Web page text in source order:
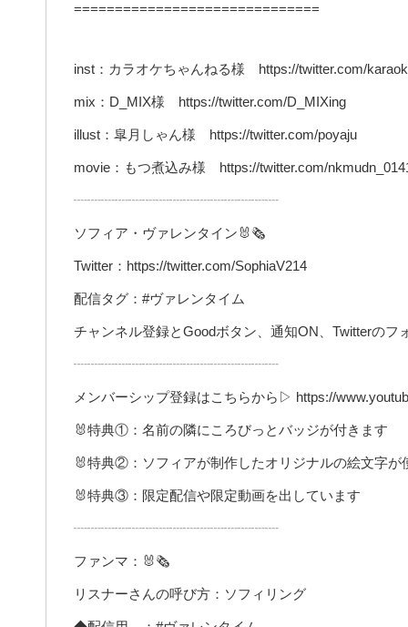
==============================
inst：カラオケちゃんねる様 https://twitter.com/
mix：D_MIX様 https://twitter.com/D_MIXing
illust：皐月しゃん様 https://twitter.com/poyaju
movie：もつ煮込み様 https://twitter.com/
┈┈┈┈┈┈┈┈┈┈┈┈┈┈┈
ソフィア・ヴァレンタイン🐰🗞
Twitter：https://twitter.com/SophiaV214
配信タグ：#ヴァレンタイム
チャンネル登録とGoodボタン、通知ON、Twitterの
┈┈┈┈┈┈┈┈┈┈┈┈┈┈┈
メンバーシップ登録はこちらから▷ https://
🐰特典①：名前の隣にころびっとバッジが付きます
🐰特典②：ソフィアが制作したオリジナルの絵文字が
🐰特典③：限定配信や限定動画を出しています
┈┈┈┈┈┈┈┈┈┈┈┈┈┈┈
ファンマ：🐰🗞
リスナーさんの呼び方：ソフィリング